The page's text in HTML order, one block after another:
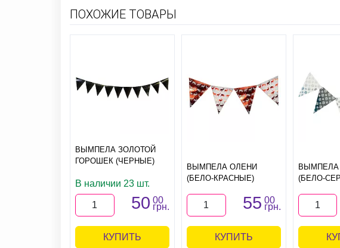
ПОХОЖИЕ ТОВАРЫ
ВЫМПЕЛА ЗОЛОТОЙ
ГОРОШЕК (ЧЕРНЫЕ)
В наличии 23 шт.
50 00
грн.
КУПИТЬ
ВЫМПЕЛА ОЛЕНИ
(БЕЛО-КРАСНЫЕ)
55 00
грн.
КУПИТЬ
ВЫМПЕЛА
(БЕЛО-